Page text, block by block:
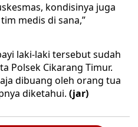
kondisinya juga
medis di sana,”
laki-laki tersebut sudah
Polsek Cikarang Timur.
dibuang oleh orang tua
diketahui. (jar)